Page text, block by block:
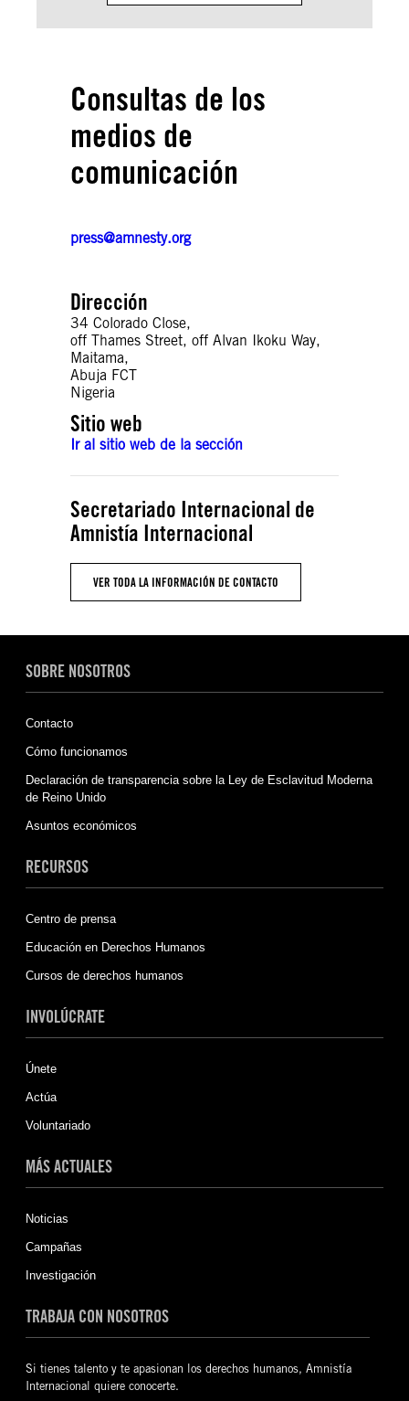
Consultas de los
medios de
comunicación
press@amnesty.org
Dirección
34 Colorado Close,
off Thames Street, off Alvan Ikoku Way,
Maitama,
Abuja FCT
Nigeria
Sitio web
Ir al sitio web de la sección
Secretariado Internacional de
Amnistía Internacional
VER TODA LA INFORMACIÓN DE CONTACTO
SOBRE NOSOTROS
Contacto
Cómo funcionamos
Declaración de transparencia sobre la Ley de Esclavitud Moderna
de Reino Unido
Asuntos económicos
RECURSOS
Centro de prensa
Educación en Derechos Humanos
Cursos de derechos humanos
INVOLÚCRATE
Únete
Actúa
Voluntariado
MÁS ACTUALES
Noticias
Campañas
Investigación
TRABAJA CON NOSOTROS
Si tienes talento y te apasionan los derechos humanos, Amnistía
Internacional quiere conocerte.